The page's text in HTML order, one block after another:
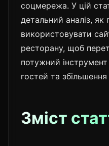
соцмережа. У цій
детальний аналіз, як
використовувати
ресторану, щоб
потужний
гостей та
Зміст